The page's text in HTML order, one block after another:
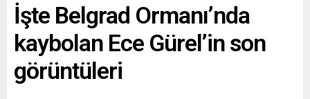
İşte Belgrad Ormanı’nda
kaybolan Ece Gürel’in son
görüntüleri